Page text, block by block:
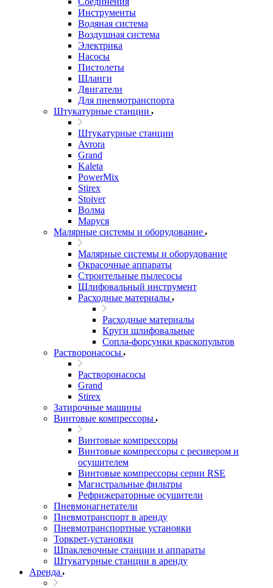
Инструменты
Водяная система
Воздушная система
Электрика
Насосы
Пистолеты
Шланги
Двигатели
Для пневмотранспорта
Штукатурные станции
Штукатурные станции
Avrora
Grand
Kaleta
PowerMix
Stirex
Stoiver
Волма
Маруся
Малярные системы и оборудование
Малярные системы и оборудование
Окрасочные аппараты
Строительные пылесосы
Шлифовальный инструмент
Расходные материалы
Расходные материалы
Круги шлифовальные
Сопла-форсунки краскопультов
Растворонасосы
Растворонасосы
Grand
Stirex
Затирочные машины
Винтовые компрессоры
Винтовые компрессоры
Винтовые компрессоры с ресивером и
осушителем
Винтовые компрессоры серии RSE
Магистральные фильтры
Рефрижераторные осушители
Пневмонагнетатели
Пневмотранспорт в аренду
Пневмотранспортные установки
Торкрет-установки
Шпаклевочные станции и аппараты
Штукатурные станции в аренду
Аренда